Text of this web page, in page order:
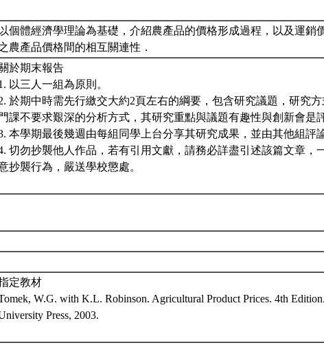
以個體經濟學理論為基礎，介紹農產品的價格形成過程，以及運銷
農產品價格間的相互關連性．
於期末報告
以三人一組為原則。
於期中時需先行繳交大約2頁左右的綱要，包含研究議題，研究
門課不要求艱深的分析方式，其研究重點與議題有趣性與創新會是
本學期最後幾週由每組同學上台分享其研究成果，並由其他組評
切勿抄襲他人作品，若有引用文獻，請務必詳盡引述該篇文章，
抄襲行為，嚴送學校懲處。
定教材
W.G. with K.L. Robinson. Agricultural Product Prices. 4th
Press, 2003.